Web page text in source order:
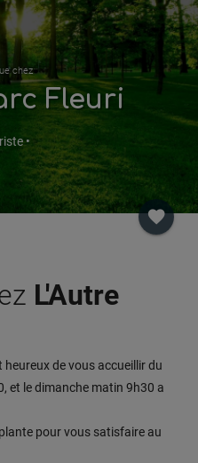
chez
Fleuri
•
favorite
L'Autre
de vous accueillir du
et le dimanche matin 9h30 a
pour vous satisfaire au